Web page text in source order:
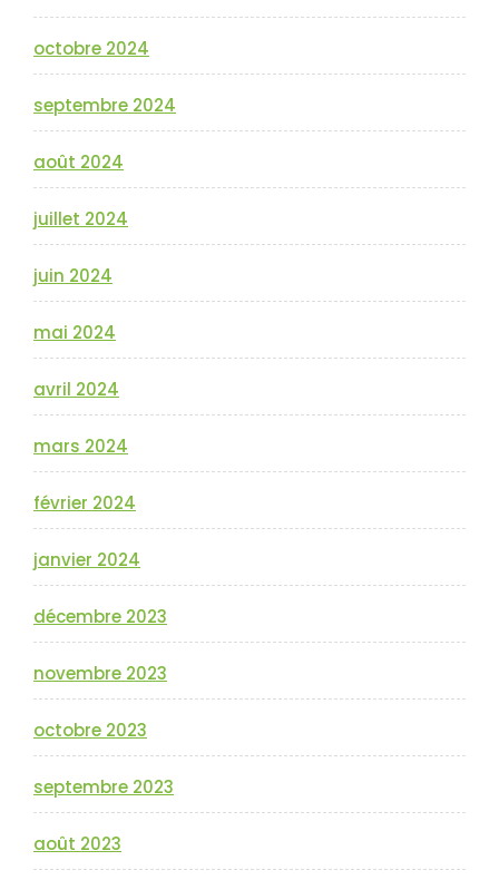
octobre 2024
septembre 2024
août 2024
juillet 2024
juin 2024
mai 2024
avril 2024
mars 2024
février 2024
janvier 2024
décembre 2023
novembre 2023
octobre 2023
septembre 2023
août 2023